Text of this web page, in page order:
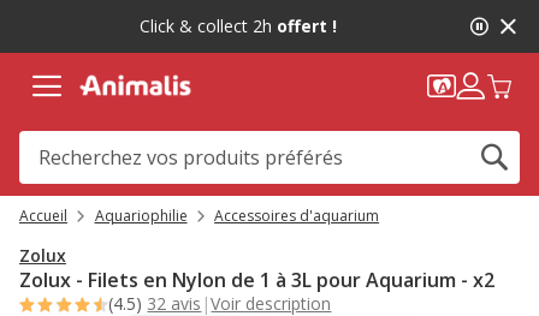
message,
Click & collect 2h offert !
Accueil Aquariophilie Accessoires d'aquarium
Zolux
Zolux - Filets en Nylon de 1 à 3L pour Aquarium - x2
(4.5) 32 avis |Voir description